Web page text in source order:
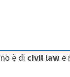
è di civil law e